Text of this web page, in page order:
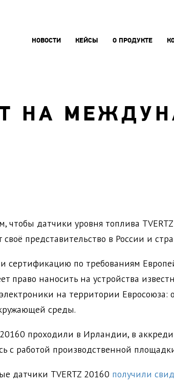
НОВОСТИ КЕЙСЫ О ПРОДУКТЕ
НА
чтобы датчики уровня топлива
представительство в России и
сертификацию по требованиям
право наносить на устройства
на территории Евросоюза:
среды.
проходили в Ирландии, в
с работой производственной
датчики TVERTZ 20160 получили